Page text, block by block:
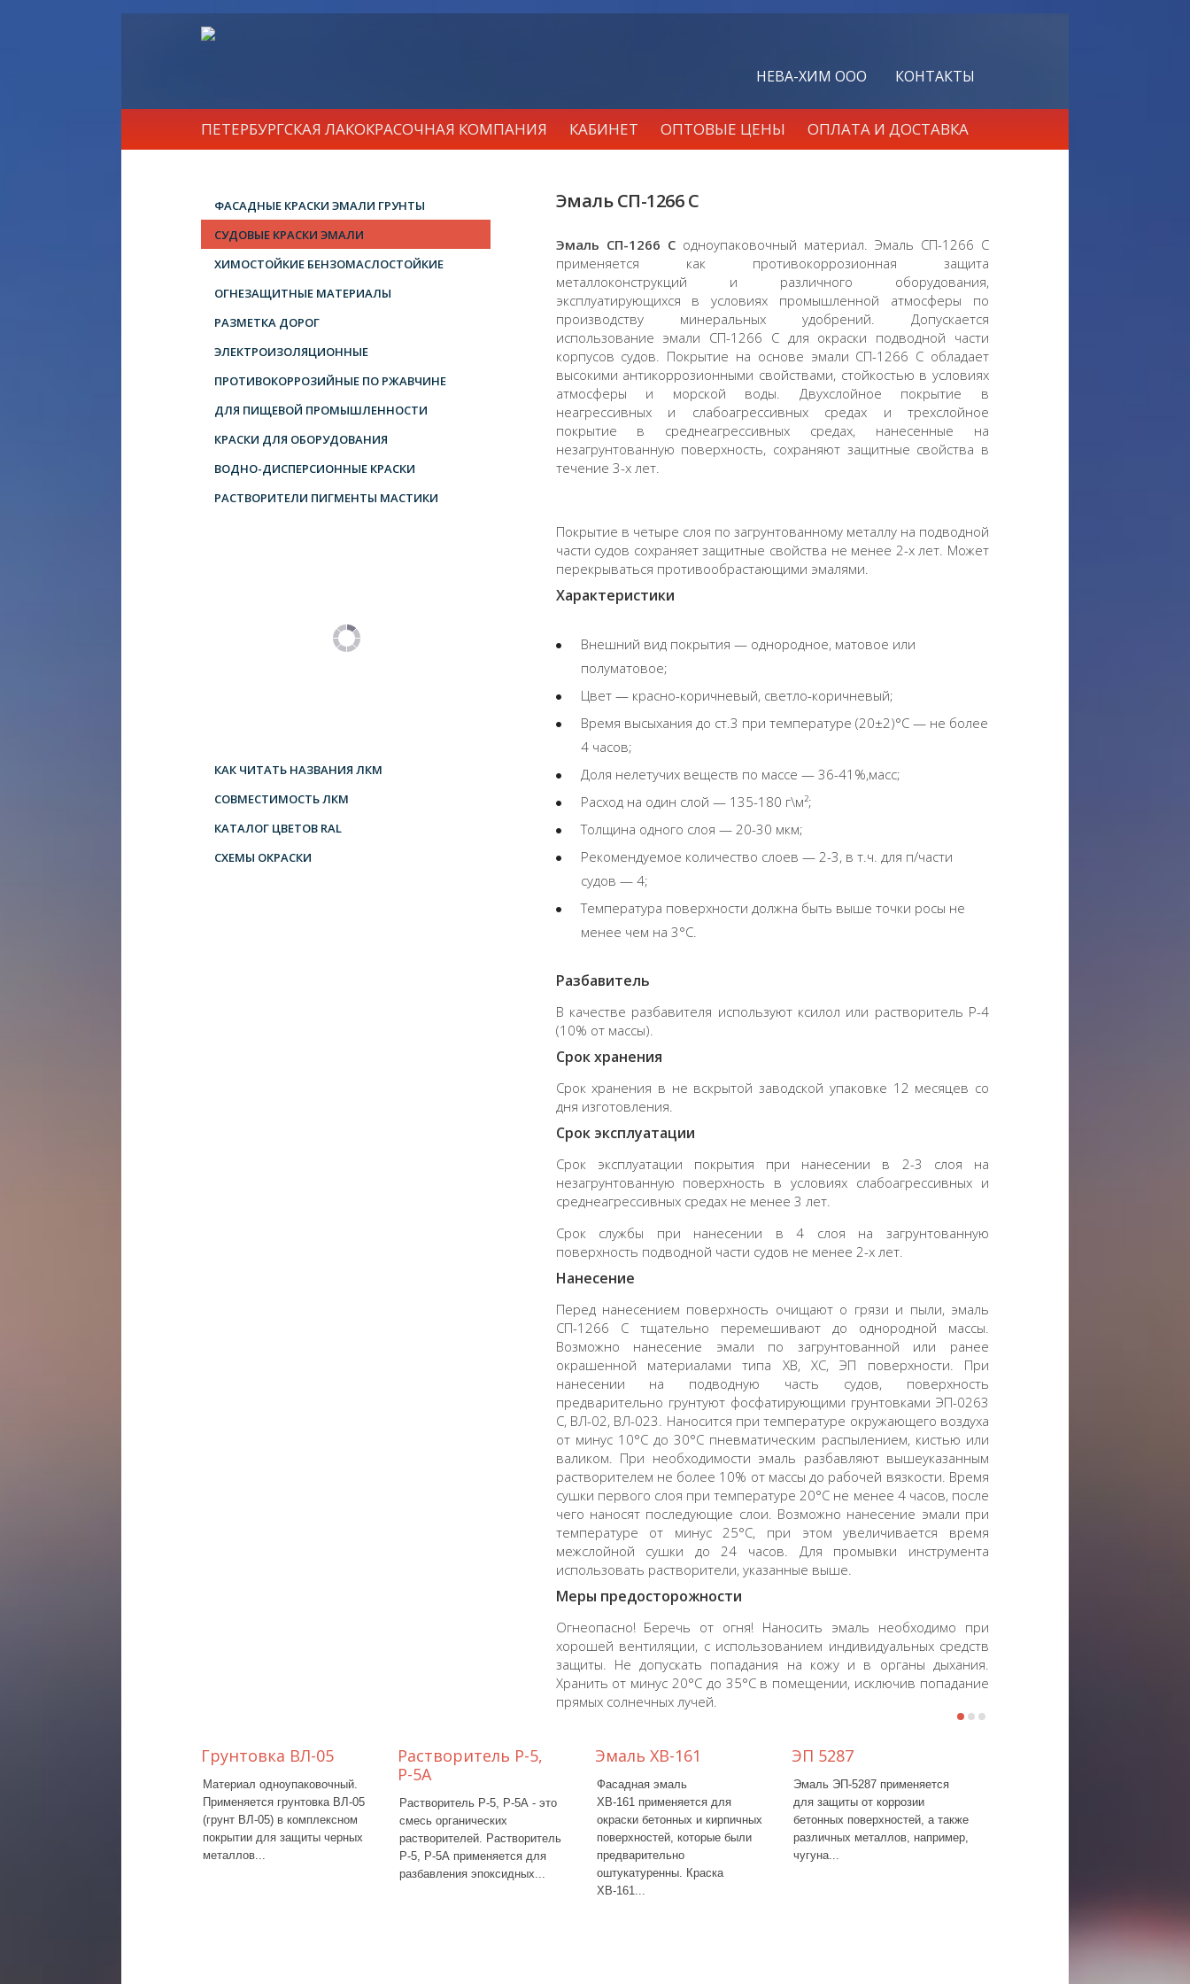
НЕВА-ХИМ ООО КОНТАКТЫ
ПЕТЕРБУРГСКАЯ ЛАКОКРАСОЧНАЯ КОМПАНИЯ КАБИНЕТ ОПТОВЫЕ ЦЕНЫ ОПЛАТА И ДОСТАВКА
Эмаль СП-1266 С
Эмаль СП-1266 Содноупаковочный материал. Эмаль СП-1266 С
применяется как противокоррозионная защита
металлоконструкций и различного оборудования,
эксплуатирующихся в условиях промышленной атмосферы по
производству минеральных удобрений. Допускается
использование эмали СП-1266 С для окраски подводной части
корпусов судов. Покрытие на основе эмали СП-1266 С обладает
высокими антикоррозионными свойствами, стойкостью в условиях
атмосферы и морской воды. Двухслойное покрытие в
неагрессивных и слабоагрессивных средах и трехслойное
покрытие в среднеагрессивных средах, нанесенные на
незагрунтованную поверхность, сохраняют защитные свойства в
течение 3-х лет.
Покрытие в четыре слоя по загрунтованному металлу на подводной
части судов сохраняет защитные свойства не менее 2-х лет. Может
перекрываться противообрастающими эмалями.
Характеристики
Внешний вид покрытия — однородное, матовое или
полуматовое;
Цвет — красно-коричневый, светло-коричневый;
Время высыхания до ст.3 при температуре (20±2)°С — не более
4 часов;
Доля нелетучих веществ по массе — 36-41%,масс;
Расход на один слой — 135-180 г\м²;
Толщина одного слоя — 20-30 мкм;
Рекомендуемое количество слоев — 2-3, в т.ч. для п/части
судов — 4;
Температура поверхности должна быть выше точки росы не
менее чем на 3°С.
Разбавитель
В качестве разбавителя используют ксилол или растворитель Р-4
(10% от массы).
Срок хранения
Срок хранения в не вскрытой заводской упаковке 12 месяцев со
дня изготовления.
Срок эксплуатации
Срок эксплуатации покрытия при нанесении в 2-3 слоя на
незагрунтованную поверхность в условиях слабоагрессивных и
среднеагрессивных средах не менее 3 лет.
Срок службы при нанесении в 4 слоя на загрунтованную
поверхность подводной части судов не менее 2-х лет.
Нанесение
Перед нанесением поверхность очищают о грязи и пыли, эмаль
СП-1266 С тщательно перемешивают до однородной массы.
Возможно нанесение эмали по загрунтованной или ранее
окрашенной материалами типа ХВ, ХС, ЭП поверхности. При
нанесении на подводную часть судов, поверхность
предварительно грунтуют фосфатирующими грунтовками ЭП-0263
С, ВЛ-02, ВЛ-023. Наносится при температуре окружающего воздуха
от минус 10°С до 30°С пневматическим распылением, кистью или
валиком. При необходимости эмаль разбавляют вышеуказанным
растворителем не более 10% от массы до рабочей вязкости. Время
сушки первого слоя при температуре 20°С не менее 4 часов, после
чего наносят последующие слои. Возможно нанесение эмали при
температуре от минус 25°С, при этом увеличивается время
межслойной сушки до 24 часов. Для промывки инструмента
использовать растворители, указанные выше.
Меры предосторожности
Огнеопасно! Беречь от огня! Наносить эмаль необходимо при
хорошей вентиляции, с использованием индивидуальных средств
защиты. Не допускать попадания на кожу и в органы дыхания.
Хранить от минус 20°С до 35°С в помещении, исключив попадание
прямых солнечных лучей.
ФАСАДНЫЕ КРАСКИ ЭМАЛИ ГРУНТЫ
СУДОВЫЕ КРАСКИ ЭМАЛИ
ХИМОСТОЙКИЕ БЕНЗОМАСЛОСТОЙКИЕ
ОГНЕЗАЩИТНЫЕ МАТЕРИАЛЫ
РАЗМЕТКА ДОРОГ
ЭЛЕКТРОИЗОЛЯЦИОННЫЕ
ПРОТИВОКОРРОЗИЙНЫЕ ПО РЖАВЧИНЕ
ДЛЯ ПИЩЕВОЙ ПРОМЫШЛЕННОСТИ
КРАСКИ ДЛЯ ОБОРУДОВАНИЯ
ВОДНО-ДИСПЕРСИОННЫЕ КРАСКИ
РАСТВОРИТЕЛИ ПИГМЕНТЫ МАСТИКИ
КАК ЧИТАТЬ НАЗВАНИЯ ЛКМ
СОВМЕСТИМОСТЬ ЛКМ
КАТАЛОГ ЦВЕТОВ RAL
СХЕМЫ ОКРАСКИ
Грунтовка ВЛ-05
Материал одноупаковочный.
Применяется грунтовка ВЛ-05
(грунт ВЛ-05) в комплексном
покрытии для защиты черных
металлов...
Растворитель Р-5,
Р-5А
Растворитель Р-5, Р-5А - это
смесь органических
растворителей. Растворитель
Р-5, Р-5А применяется для
разбавления эпоксидных...
Эмаль ХВ-161
Фасадная эмаль
ХВ-161 применяется для
окраски бетонных и кирпичных
поверхностей, которые были
предварительно
оштукатуренны. Краска
ХВ-161...
ЭП 5287
Эмаль ЭП-5287 применяется
для защиты от коррозии
бетонных поверхностей, а также
различных металлов, например,
чугуна...